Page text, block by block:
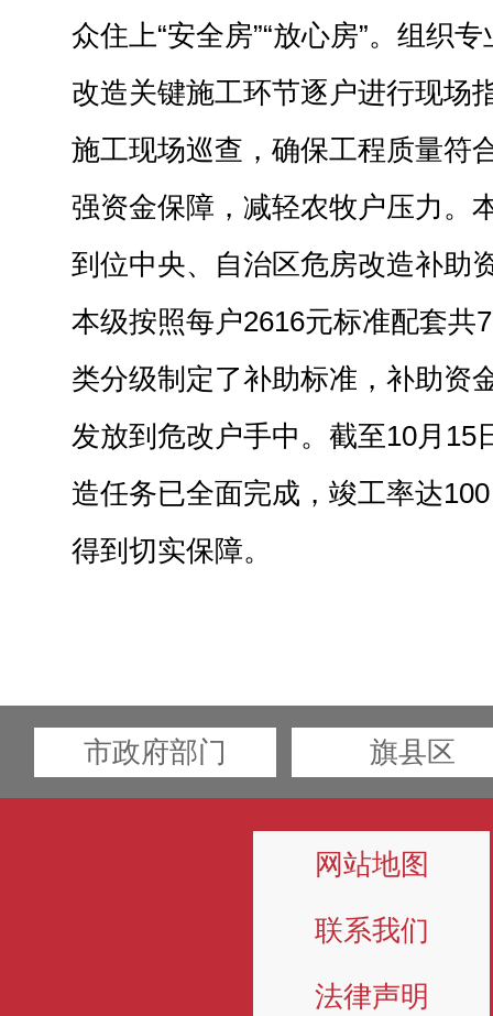
众住上“安全房”“放心房”。组织
改造关键施工环节逐户进行现场
施工现场巡查，确保工程质量符
强资金保障，减轻农牧户压力。
到位中央、自治区危房改造补助
本级按照每户2616元标准配套共
类分级制定了补助标准，补助资
发放到危改户手中。截至10月15
造任务已全面完成，竣工率达
得到切实保障。
市政府部门 旗县区
网站地图
联系我们
法律声明